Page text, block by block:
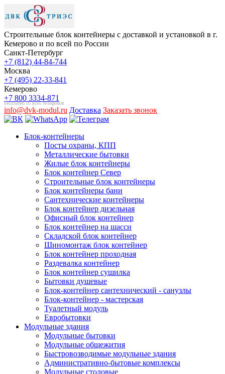
Строительные блок контейнеры с доставкой и установкой в г.
Кемерово и по всей по России
Санкт-Петербург
+7 (812) 44-84-744
Москва
+7 (495) 22-33-841
Кемерово
+7 800 3334-871
бесплатно со всех телефонов
info@dvk-modul.ru Доставка Заказать звонок
Блок-контейнеры
Посты охраны, КПП
Металлические бытовки
Жилые блок контейнеры
Блок контейнер Север
Строительные блок контейнеры
Блок контейнеры бани
Сантехнические контейнеры
Блок контейнер дизельная
Офисный блок контейнер
Блок контейнер на шасси
Складской блок контейнер
Шиномонтаж блок контейнер
Блок контейнер проходная
Раздевалка контейнер
Блок контейнер сушилка
Бытовки душевые
Блок-контейнер сантехнический - санузлы
Блок-контейнер - мастерская
Туалетный модуль
Евробытовки
Модульные здания
Модульные бытовки
Модульные общежития
Быстровозводимые модульные здания
Административно-бытовые комплексы
Модульные столовые